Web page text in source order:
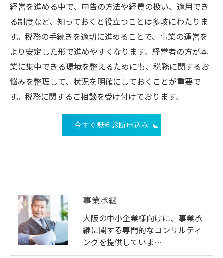
経営を進める中で、申告の方法や経費の扱い、適用でき
る制度など、知っておくと役立つことは多岐にわたりま
す。税務の手続きを適切に進めることで、事業の運営を
より安定した形で進めやすくなります。経営者の方が本
業に集中できる環境を整えるためにも、税務に関するお
悩みを整理して、状況を明確にしておくことが重要で
す。税務に関するご相談を受け付けております。
今すぐ無料診断申込み
事業承継
大阪の中小企業様向けに、事業承
継に関する専門的なコンサルティ
ングを提供していま…